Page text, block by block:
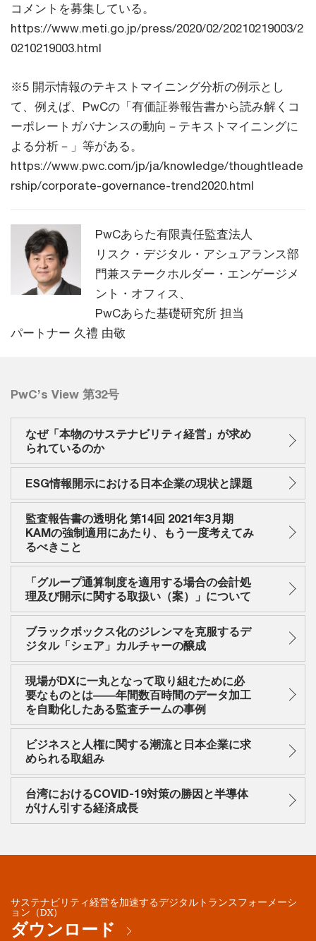
コメントを募集している。
https://www.meti.go.jp/press/2020/02/20210219003/2
0210219003.html
※5 開示情報のテキストマイニング分析の例示とし
て、例えば、PwCの「有価証券報告書から読み解くコ
ーポレートガバナンスの動向－テキストマイニングに
よる分析－」等がある。
https://www.pwc.com/jp/ja/knowledge/thoughtleade
rship/corporate-governance-trend2020.html
PwCあらた有限責任監査法人
リスク・デジタル・アシュアランス部
門兼ステークホルダー・エンゲージメ
ント・オフィス、
PwCあらた基礎研究所 担当
パートナー 久禮 由敬
PwC’s View 第32号
なぜ「本物のサステナビリティ経営」が求め
られているのか
ESG情報開示における日本企業の現状と課題
監査報告書の透明化 第14回 2021年3月期
KAMの強制適用にあたり、もう一度考えてみ
るべきこと
「グループ通算制度を適用する場合の会計処
理及び開示に関する取扱い（案）」について
ブラックボックス化のジレンマを克服するデ
ジタル「シェア」カルチャーの醸成
現場がDXに一丸となって取り組むために必
要なものとは――年間数百時間のデータ加工
を自動化したある監査チームの事例
ビジネスと人権に関する潮流と日本企業に求
められる取組み
台湾におけるCOVID-19対策の勝因と半導体
がけん引する経済成長
サステナビリティ経営を加速するデジタルトランスフォーメーシ
ョン（DX）
ダウンロード